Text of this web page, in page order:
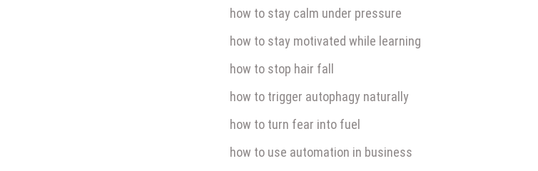
how to stay calm under pressure
how to stay motivated while learning
how to stop hair fall
how to trigger autophagy naturally
how to turn fear into fuel
how to use automation in business